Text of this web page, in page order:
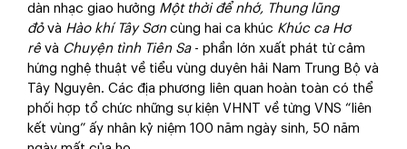
dàn nhạc giao hưởng Một thời để nhớ, Thung lũng
đỏ và Hào khí Tây Sơn cùng hai ca khúc Khúc ca Hơ
rê và Chuyện tình Tiên Sa - phần lớn xuất phát từ cảm
hứng nghệ thuật về tiểu vùng duyên hải Nam Trung Bộ và
Tây Nguyên. Các địa phương liên quan hoàn toàn có thể
phối hợp tổ chức những sự kiện VHNT về từng VNS “liên
kết vùng” ấy nhân kỷ niệm 100 năm ngày sinh, 50 năm